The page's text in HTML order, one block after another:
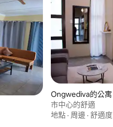
Ongwediva的公寓
市中心的舒適
地點 · 周邊 · 舒適度